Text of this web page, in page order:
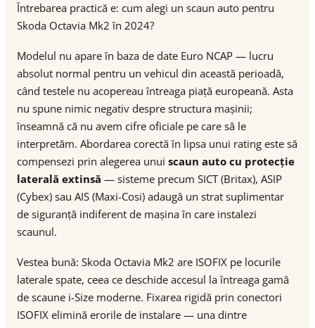
Întrebarea practică e: cum alegi un scaun auto pentru
Skoda Octavia Mk2 în 2024?
Modelul nu apare în baza de date Euro NCAP — lucru
absolut normal pentru un vehicul din această perioadă,
când testele nu acopereau întreaga piață europeană. Asta
nu spune nimic negativ despre structura mașinii;
înseamnă că nu avem cifre oficiale pe care să le
interpretăm. Abordarea corectă în lipsa unui rating este să
compensezi prin alegerea unui scaun auto cu protecție
laterală extinsă — sisteme precum SICT (Britax), ASIP
(Cybex) sau AIS (Maxi-Cosi) adaugă un strat suplimentar
de siguranță indiferent de mașina în care instalezi
scaunul.
Vestea bună: Skoda Octavia Mk2 are ISOFIX pe locurile
laterale spate, ceea ce deschide accesul la întreaga gamă
de scaune i-Size moderne. Fixarea rigidă prin conectori
ISOFIX elimină erorile de instalare — una dintre